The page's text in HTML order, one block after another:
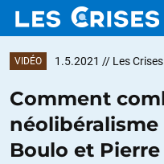
VIDÉO 1.5.2021 // Les Crises
Comment
néolibéralisme
Boulo et